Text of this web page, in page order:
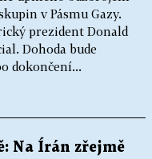
v Pásmu Gazy.
prezident Donald
Dohoda bude
dokončení...
Na Írán zřejmě